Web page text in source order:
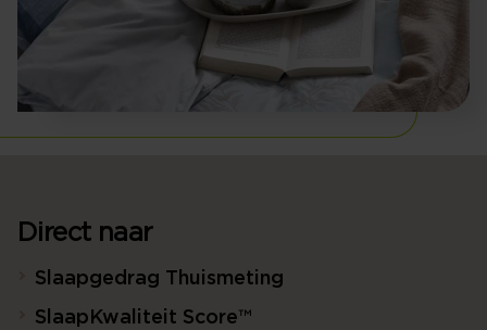
Direct naar
Slaapgedrag Thuismeting
SlaapKwaliteit Score™